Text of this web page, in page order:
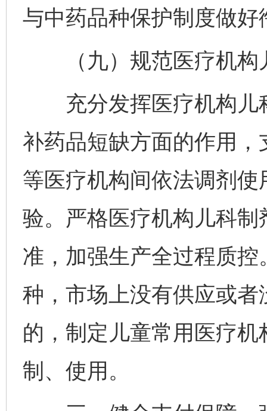
与中药品种保护制度做好
（九）规范医疗机构
充分发挥医疗机构儿
补药品短缺方面的作用
等医疗机构间依法调剂
验。严格医疗机构儿科
准，加强生产全过程质
种，市场上没有供应或
的，制定儿童常用医疗
制、使用。